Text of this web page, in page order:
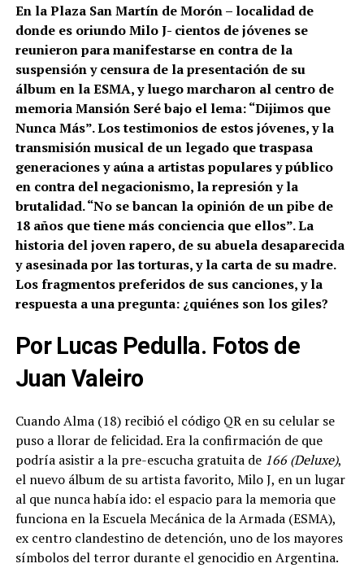
En la Plaza San Martín de Morón – localidad de
donde es oriundo Milo J- cientos de jóvenes se
reunieron para manifestarse en contra de la
suspensión y censura de la presentación de su
álbum en la ESMA, y luego marcharon al centro de
memoria Mansión Seré bajo el lema: “Dijimos que
Nunca Más”. Los testimonios de estos jóvenes, y la
transmisión musical de un legado que traspasa
generaciones y aúna a artistas populares y público
en contra del negacionismo, la represión y la
brutalidad. “No se bancan la opinión de un pibe de
18 años que tiene más conciencia que ellos”. La
historia del joven rapero, de su abuela desaparecida
y asesinada por las torturas, y la carta de su madre.
Los fragmentos preferidos de sus canciones, y la
respuesta a una pregunta: ¿quiénes son los giles?
Por Lucas Pedulla. Fotos de
Juan Valeiro
Cuando Alma (18) recibió el código QR en su celular se
puso a llorar de felicidad. Era la confirmación de que
podría asistir a la pre-escucha gratuita de 166 (Deluxe),
el nuevo álbum de su artista favorito, Milo J, en un lugar
al que nunca había ido: el espacio para la memoria que
funciona en la Escuela Mecánica de la Armada (ESMA),
ex centro clandestino de detención, uno de los mayores
símbolos del terror durante el genocidio en Argentina.